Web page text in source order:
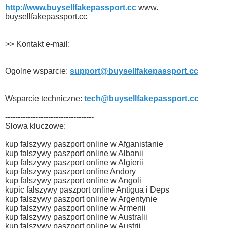
http://www.buysellfakepassport.cc www.
buysellfakepassport.cc
>> Kontakt e-mail:
Ogolne wsparcie: support@buysellfakepassport.cc
Wsparcie techniczne: tech@buysellfakepassport.cc
-----------------------------------
Slowa kluczowe:
kup falszywy paszport online w Afganistanie
kup falszywy paszport online w Albanii
kup falszywy paszport online w Algierii
kup falszywy paszport online Andory
kup falszywy paszport online w Angoli
kupic falszywy paszport online Antigua i Deps
kup falszywy paszport online w Argentynie
kup falszywy paszport online w Armenii
kup falszywy paszport online w Australii
kup falszywy paszport online w Austrii